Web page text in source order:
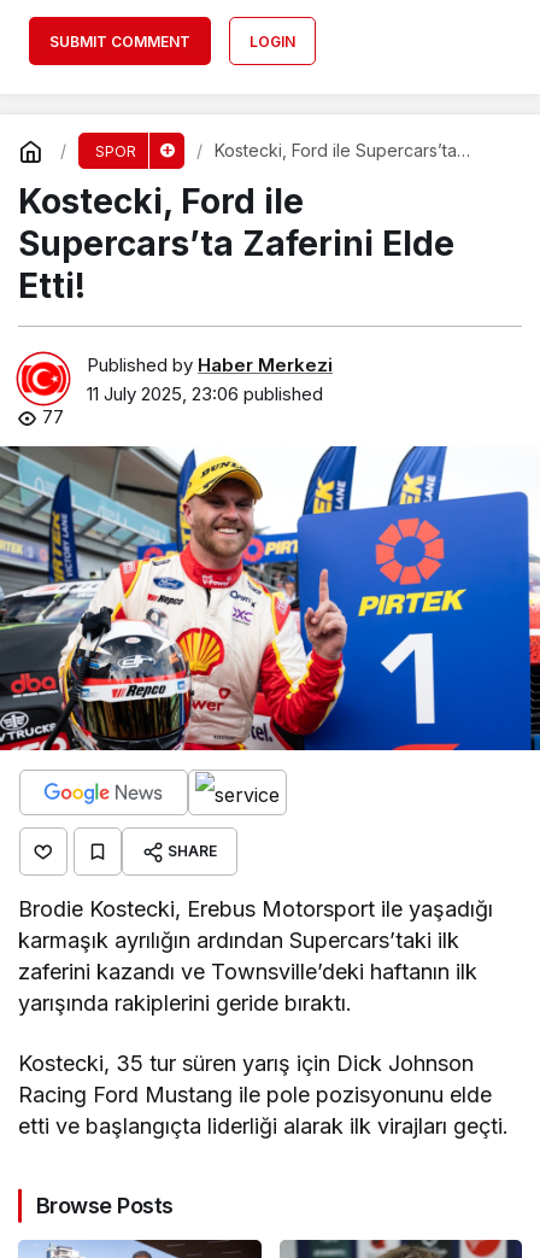
SUBMIT COMMENT LOGIN
SPOR
Kostecki, Ford ile Supercars’ta
Kostecki, Ford ile
Supercars’ta Zaferini Elde
Etti!
Published by Haber Merkezi
11 July 2025, 23:06 published
77
SHARE
Brodie Kostecki, Erebus Motorsport ile yaşadığı
karmaşık ayrılığın ardından Supercars’taki ilk
zaferini kazandı ve Townsville’deki haftanın ilk
yarışında rakiplerini geride bıraktı.
Kostecki, 35 tur süren yarış için Dick Johnson
Racing Ford Mustang ile pole pozisyonunu elde
etti ve başlangıçta liderliği alarak ilk virajları geçti.
Browse Posts